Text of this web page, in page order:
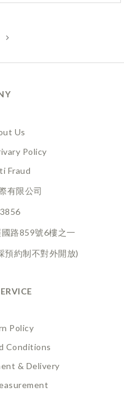
Us
Policy
Fraud
有限公司
路859號6樓之一
預約制不對外開放)
Policy
Conditions
& Delivery